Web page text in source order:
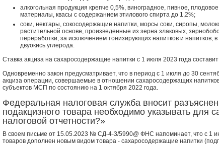
алкогольная продукция крепче 0,5%, виноградное, пивное,
материалы, квасы с содержанием этилового спирта до 1,2%;
соки, нектары, сокосодержащие напитки, морсы соки, сиропы,
растительной основе, произведенные из зерна злаковых,
переработки, за исключением тонизирующих напитков и напитков,
двуокись углерода.
Ставка акциза на сахаросодержащие напитки с 1 июля 2023 года
Одновременно закон предусматривает, что в период с 1 июля до 30
акциза операции, совершаемые в отношении сахаросодержащих
субъектов МСП по состоянию на 1 октября 2022 года.
Федеральная налоговая служба вносит
подакцизного товара необходимо указывать для
налоговой отчетности?»
В своем письме от 15.05.2023 № СД-4-3/5990@ ФНС напоминает, что с 1
товаров дополнен новым видом товара - сахаросодержащие напитки